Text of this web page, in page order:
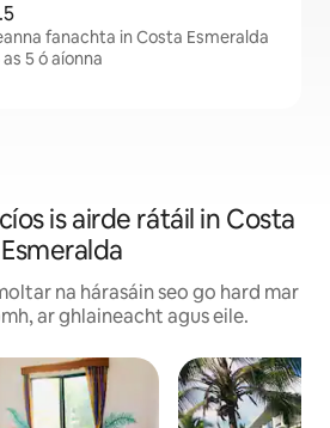
fanachta in Costa Esmeralda
5 ó aíonna
is airde rátáil in Costa
Esmeralda
na hárasáin seo go hard mar
ar ghlaineacht agus eile.